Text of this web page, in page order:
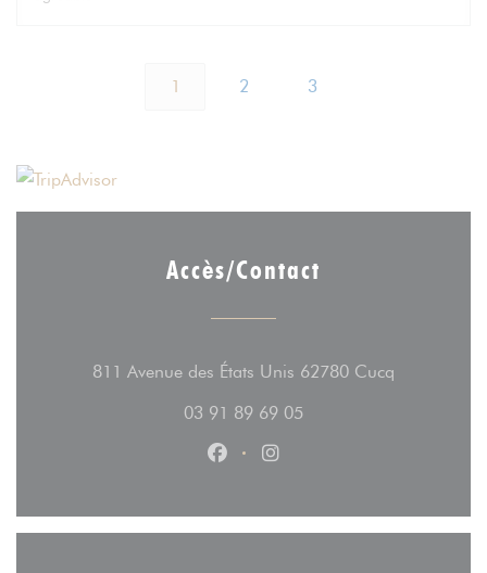
1 2 3
Accès/Contact
811 Avenue des États Unis 62780 Cucq
03 91 89 69 05
Facebook ((ouvre une nouvelle
Instagram ((ouvre une